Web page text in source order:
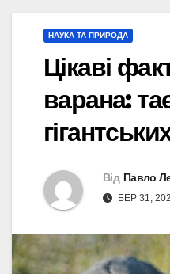
НАУКА ТА ПРИРОДА
Цікаві
варана:
Від Павло
БЕР 31,